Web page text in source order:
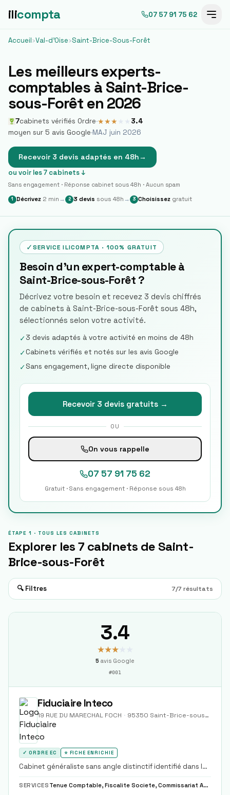
ilicompta 07 57 91 75 62
Accueil›Val-d'Oise›Saint-Brice-Sous-Forêt
Les meilleurs experts-
comptables à Saint-Brice-
sous-Forêten 2026
7cabinets vérifiés Ordre·★★★
3.4
moyen sur 5 avis Google·MAJ juin 2026
Recevoir 3 devis adaptés en 48h→
ou voir les7 cabinets ↓
Sans engagement · Réponse cabinet sous 48h · Aucun spam
1 Décrivez 2 min → 2 3 devis sous 48h → 3 Choisissez gratuit
✓ SERVICE ILICOMPTA · 100% GRATUIT
Besoin d'un expert-comptable à
Saint-Brice-sous-Forêt ?
Décrivez votre besoin et recevez 3 devis chiffrés
de cabinets à Saint-Brice-sous-Forêt sous 48h,
sélectionnés selon votre activité.
✓3 devis adaptés à votre activité en moins de 48h
✓Cabinets vérifiés et notés sur les avis Google
✓Sans engagement, ligne directe disponible
Recevoir 3 devis gratuits →
OU
On vous rappelle
07 57 91 75 62
Gratuit · Sans engagement · Réponse sous 48h
ÉTAPE 1 · TOUS LES CABINETS
Explorer les7 cabinets de Saint-
Brice-sous-Forêt
🔍 Filtres 7/7 résultats
3.4
★★★
5 avis Google
#001
Fiduciaire Inteco
19 RUE DU MARECHAL FOCH · 95350 Saint-Brice-sous-Forêt
✓ ORDRE EC ⭐ FICHE ENRICHIE
Cabinet généraliste sans angle distinctif identifié dans le
corpus.
SERVICES Tenue Comptable, Fiscalite Societe, Commissariat Aux Comptes